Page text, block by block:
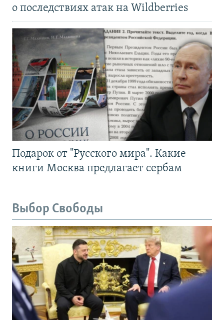
о последствиях атак на Wildberries
Подарок от "Русского мира". Какие
книги Москва предлагает сербам
Выбор Свободы